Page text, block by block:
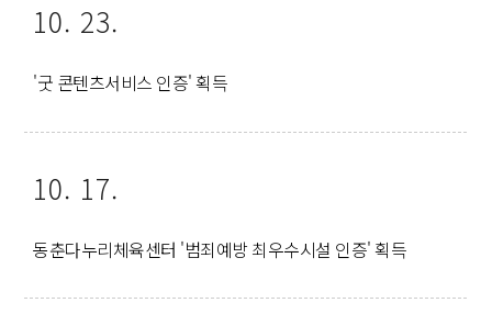
10. 23.
'굿 콘텐츠서비스 인증' 획득
10. 17.
동춘다누리체육센터 '범죄예방 최우수시설 인증' 획득